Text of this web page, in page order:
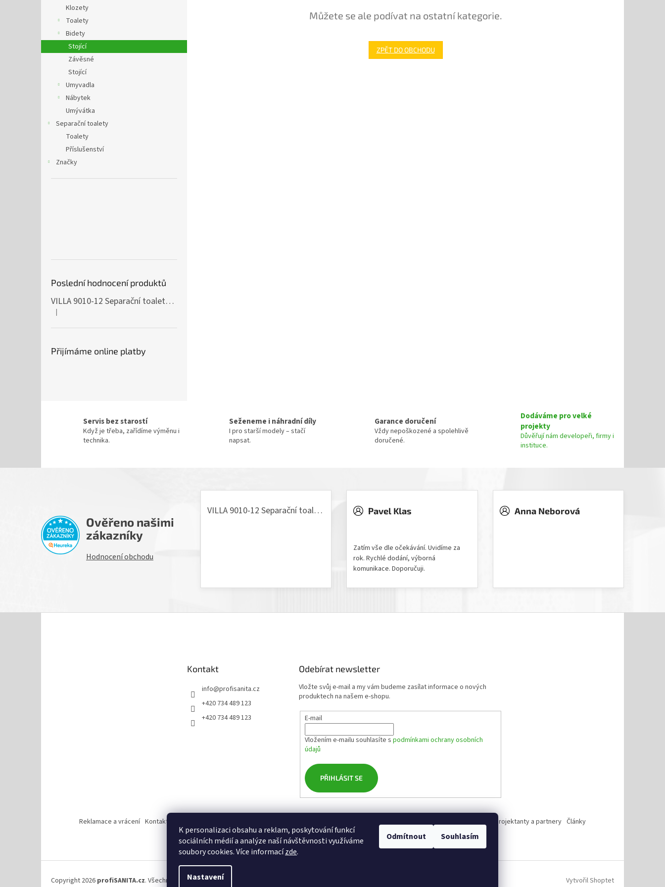
K personalizaci obsahu a reklam, poskytování funkcí
sociálních médií a analýze naší návštěvnosti využíváme
soubory cookies. Více informacízde.
Nastavení
Odmítnout Souhlasím
Klozety
Toalety
Bidety
Stojící
Závěsné
Stojící
Umyvadla
Nábytek
Umývátka
Separační toalety
Toalety
Příslušenství
Značky
Poslední hodnocení produktů
VILLA 9010-12 Separační toaleta, 230/12V
Hodnocení produktu je 5 z 5 hvězdiček.
|
Přijímáme online platby
Můžete se ale podívat na ostatní kategorie.
ZPĚT DO OBCHODU
Servis bez starostí
Když je třeba, zařídíme výměnu i
technika.
Seženeme i náhradní díly
I pro starší modely – stačí
napsat.
Garance doručení
Vždy nepoškozené a spolehlivě
doručené.
Dodáváme pro velké
projekty
Důvěřují nám developeři, firmy i
instituce.
Ověřeno našimi
zákazníky
Hodnocení obchodu
VILLA 9010-12 Separační toaleta, 230/12V Pavel Klas
Zatím vše dle očekávání. Uvidíme za
rok. Rychlé dodání, výborná
komunikace. Doporučuji.
Anna Neborová
Kontakt
info@profisanita.cz
+420 734 489 123
+420 734 489 123
Odebírat newsletter
Vložte svůj e-mail a my vám budeme zasílat informace o nových
produktech na našem e-shopu.
E-mail
Vložením e-mailu souhlasíte s podmínkami ochrany osobních
údajů
PŘIHLÁSIT SE
Reklamace a vrácení Kontakt Pro projektanty a partnery Články
Vytvořil Shoptet
Copyright 2026 profiSANITA.cz. Všechna práva vyhrazena.